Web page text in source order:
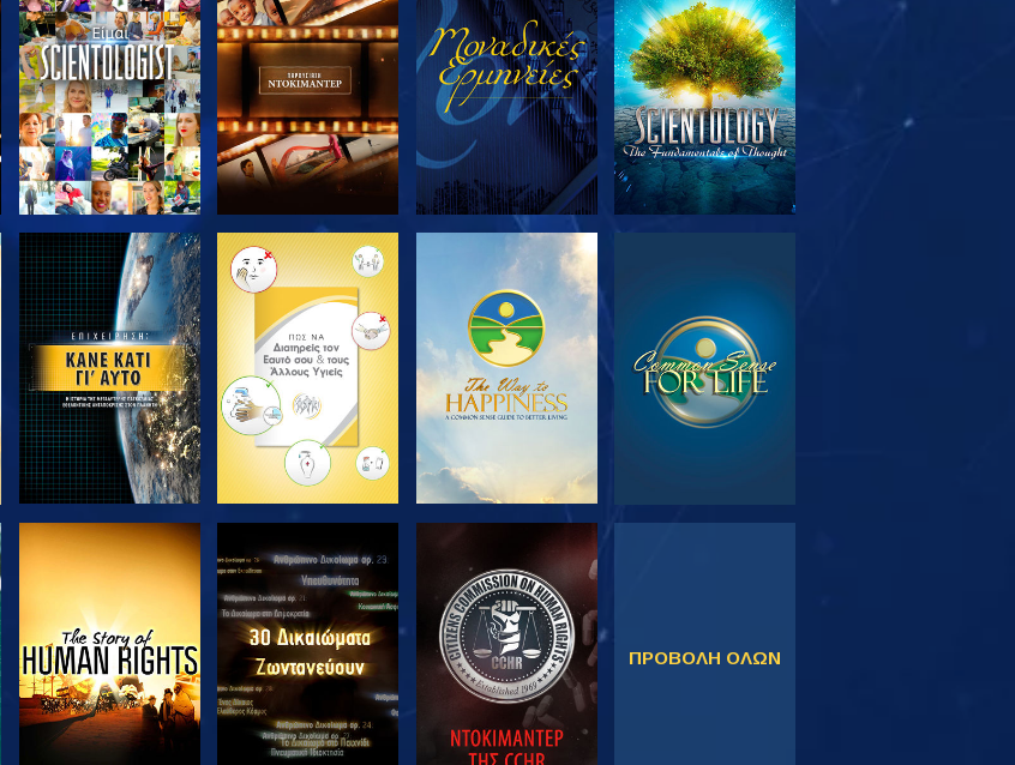
ΕΞΕΡΕΥΝΗΣΤΕ ΤΗ
ΣΕΙΡΑ
ΕΞΕΡΕΥΝΗΣΤΕ ΤΗ
ΣΕΙΡΑ
ΕΞΕΡΕΥΝΗΣΤΕ ΤΗ
ΣΕΙΡΑ
ΠΑΡΑΚΟΛΟΥΘΗΣΤΕ
ΕΞΕΡΕΥΝΗΣΤΕ ΤΗ
ΣΕΙΡΑ
ΕΞΕΡΕΥΝΗΣΤΕ ΤΗ
ΣΕΙΡΑ
ΕΞΕΡΕΥΝΗΣΤΕ ΤΗ
ΣΕΙΡΑ
ΠΑΡΑΚΟΛΟΥΘΗΣΤΕ ΠΑΡΑΚΟΛΟΥΘΗΣΤΕ ΠΑΡΑΚΟΛΟΥΘΗΣΤΕ
ΠΡΟΒΟΛΗ ΟΛΩΝ